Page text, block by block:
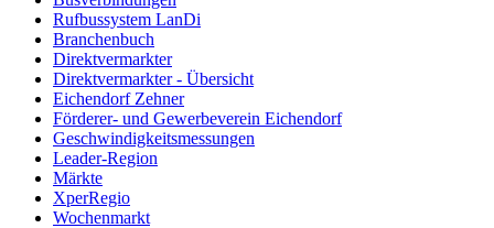
Rufbussystem LanDi
Branchenbuch
Direktvermarkter
Direktvermarkter - Übersicht
Eichendorf Zehner
Förderer- und Gewerbeverein Eichendorf
Geschwindigkeitsmessungen
Leader-Region
Märkte
XperRegio
Wochenmarkt